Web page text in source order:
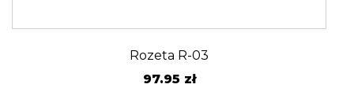
Rozeta R-03
97.95 zł